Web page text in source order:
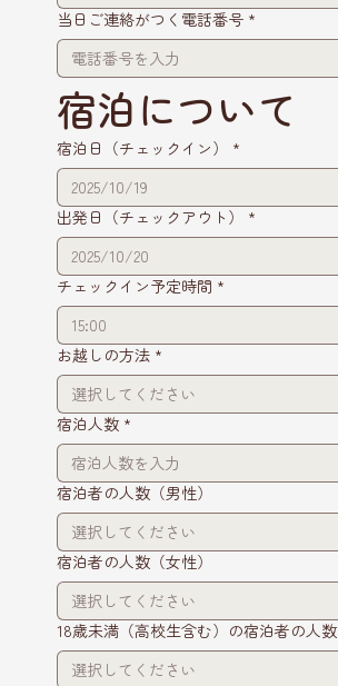
当日ご連絡がつく電話番号 *
宿泊について
宿泊日（チェックイン） *
出発日（チェックアウト） *
チェックイン予定時間 *
お越しの方法 *
宿泊人数 *
宿泊者の人数（男性）
宿泊者の人数（女性）
18歳未満（高校生含む）の宿泊者の人数